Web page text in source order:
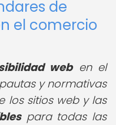
de
el comercio
weben el
y normativas
los sitios web y las
para todas las